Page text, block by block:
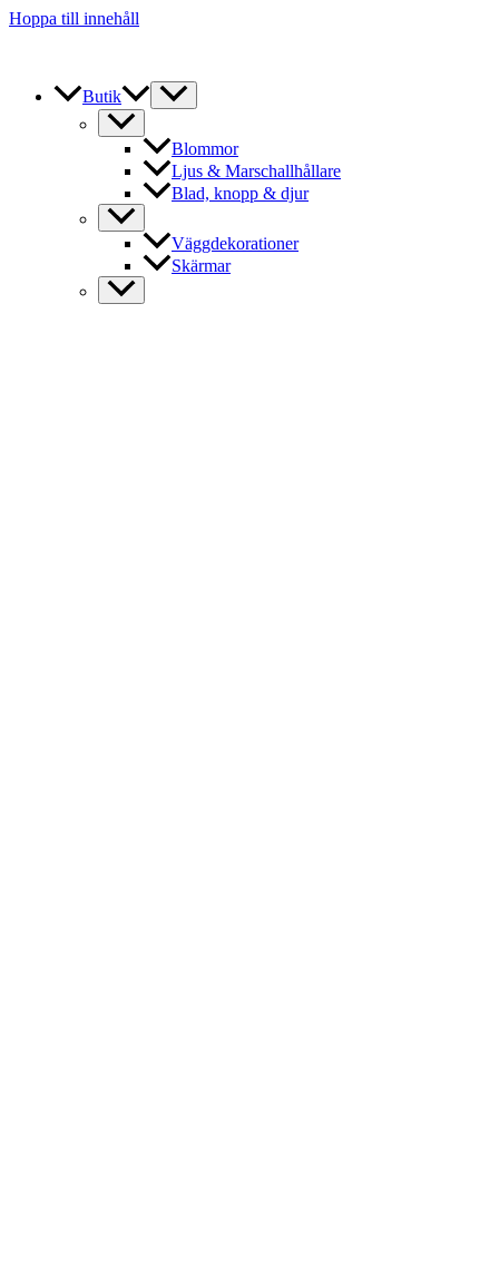
Hoppa till innehåll
Butik
Blommor
Ljus & Marschallhållare
Blad, knopp & djur
Väggdekorationer
Skärmar